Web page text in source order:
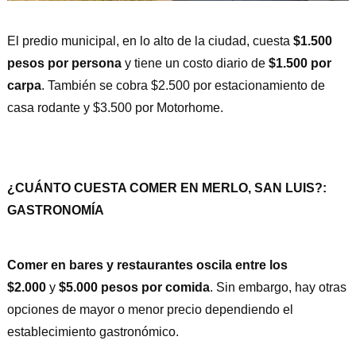
El predio municipal, en lo alto de la ciudad, cuesta $1.500
pesos por persona y tiene un costo diario de$1.500 por
carpa. También se cobra $2.500 por estacionamiento de
casa rodante y $3.500 por Motorhome.
¿CUÁNTO CUESTA COMER EN MERLO, SAN LUIS?:
GASTRONOMÍA
Comer en bares y restaurantes oscila entre los
$2.000 y$5.000 pesos por comida. Sin embargo, hay otras
opciones de mayor o menor precio dependiendo el
establecimiento gastronómico.